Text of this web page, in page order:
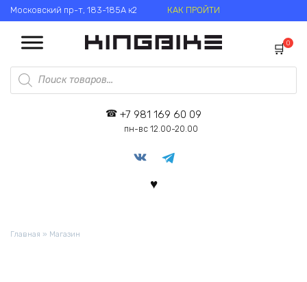
Перейти
к
содержанию
Московский пр-т, 183-185А к2 КАК ПРОЙТИ
Поиск
товаров
0
+7 981 169 60 09
пн-вс 12.00-20.00
Главная » Магазин